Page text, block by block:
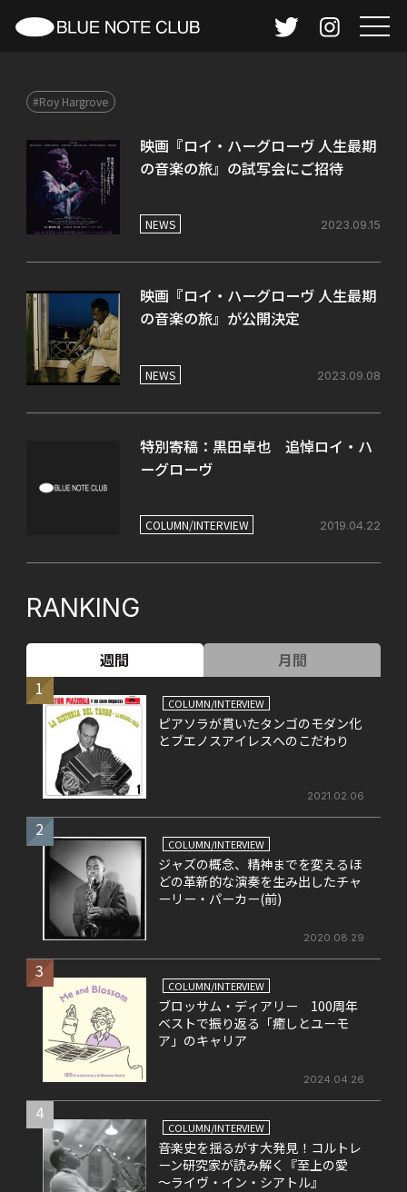
#Roy Hargrove
映画『ロイ・ハーグローヴ 人生最期
の音楽の旅』の試写会にご招待
NEWS 2023.09.15
映画『ロイ・ハーグローヴ 人生最期
の音楽の旅』が公開決定
NEWS 2023.09.08
特別寄稿：黒田卓也 追悼ロイ・ハ
ーグローヴ
COLUMN/INTERVIEW 2019.04.22
RANKING
週間
月間
1
COLUMN/INTERVIEW
ピアソラが貫いたタンゴのモダン化
とブエノスアイレスへのこだわり
2021.02.06
2
COLUMN/INTERVIEW
ジャズの概念、精神までを変えるほ
どの革新的な演奏を生み出したチャ
ーリー・パーカー(前)
2020.08.29
3
COLUMN/INTERVIEW
ブロッサム・ディアリー 100周年
ベストで振り返る「癒しとユーモ
ア」のキャリア
2024.04.26
4
COLUMN/INTERVIEW
音楽史を揺るがす大発見！コルトレ
ーン研究家が読み解く『至上の愛
～ライヴ・イン・シアトル』